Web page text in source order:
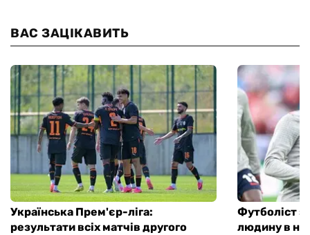
ВАС ЗАЦІКАВИТЬ
Українська Прем'єр-ліга:
результати всіх матчів другого
Футболіст
людину в